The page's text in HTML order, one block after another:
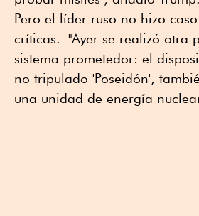
Pero el líder ruso no hizo
críticas. "Ayer se realizó otra
sistema prometedor: el
no tripulado 'Poseidón',
una unidad de energía